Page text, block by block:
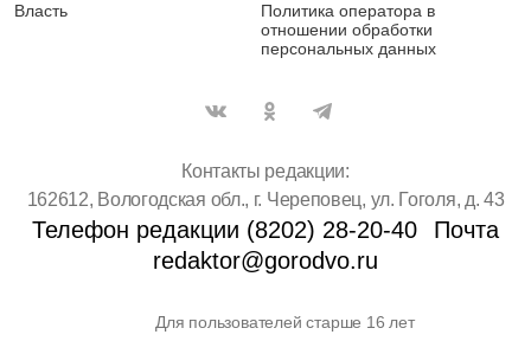
Власть
Политика оператора в
отношении обработки
персональных данных
Контакты редакции:
162612, Вологодская обл., г. Череповец, ул. Гоголя, д. 43
Телефон редакции (8202) 28-20-40
Почта
redaktor@gorodvo.ru
Для пользователей старше 16 лет